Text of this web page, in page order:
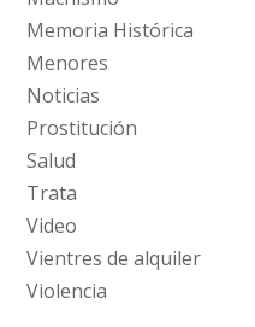
Memoria Histórica
Menores
Noticias
Prostitución
Salud
Trata
Video
Vientres de alquiler
Violencia